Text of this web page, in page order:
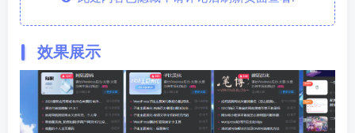
效果展示